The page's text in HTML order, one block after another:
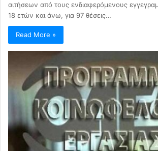
αιτήσεων από τους ενδιαφερόμενους
18 ετών και άνω, για 97 θέσεις…
Read More »